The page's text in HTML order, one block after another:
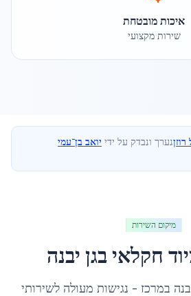
איכות מובטחת
שירות מקצועי
נערך ונבדק על ידי יואב בן־עמי
מיקום השירות
חקלאיבגן יבנה
במרכז - נגישות מעולה לשירותי